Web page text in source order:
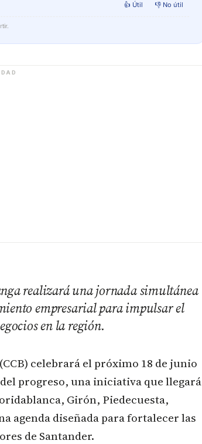
👍 Útil 👎 No útil
realizará una jornada simultánea
empresarial para impulsar el
en la región.
celebrará el próximo 18 de junio
progreso, una iniciativa que llegará
Girón, Piedecuesta,
agenda diseñada para fortalecer las
de Santander.